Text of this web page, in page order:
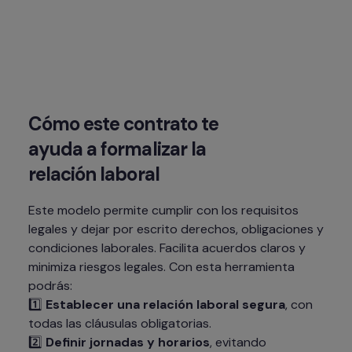
Cómo este contrato te
ayuda a formalizar la
relación laboral
Este modelo permite cumplir con los requisitos
legales y dejar por escrito derechos, obligaciones y
condiciones laborales. Facilita acuerdos claros y
minimiza riesgos legales. Con esta herramienta
podrás:
1️⃣ Establecer una relación laboral segura, con
todas las cláusulas obligatorias.
2️⃣ Definir jornadas y horarios, evitando